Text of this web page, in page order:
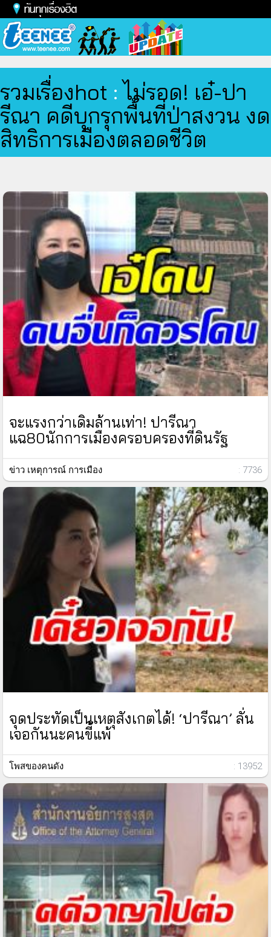
รวมเรื่องhot :ไม่รอด! เอ๋-ปา
รีณา คดีบุกรุกพื้นที่ป่าสงวน งด
สิทธิการเมืองตลอดชีวิต
จะแรงกว่าเดิมล้านเท่า! ปารีณา
แฉ80นักการเมืองครอบครองที่ดินรัฐ
ข่าว เหตุการณ์ การเมือง : 7736
จุดประทัดเป็นเหตุสังเกตได้! ‘ปารีณา’ ลั่น
เจอกันนะคนขี้แพ้
โพสของคนดัง : 13952